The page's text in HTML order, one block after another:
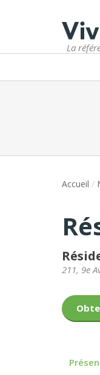
La
Accueil /
211, 9e